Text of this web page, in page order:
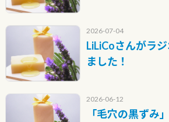
2026-07-04
LiLiCoさんがラ
ました！
2026-06-12
「毛穴の黒ずみ